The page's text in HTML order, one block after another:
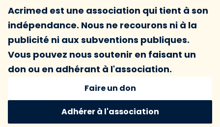
Acrimed est une association qui tient à son
indépendance. Nous ne recourons ni à la
publicité ni aux subventions publiques.
Vous pouvez nous soutenir en faisant un
don ou en adhérant à l'association.
Faire un don
Adhérer à l'association